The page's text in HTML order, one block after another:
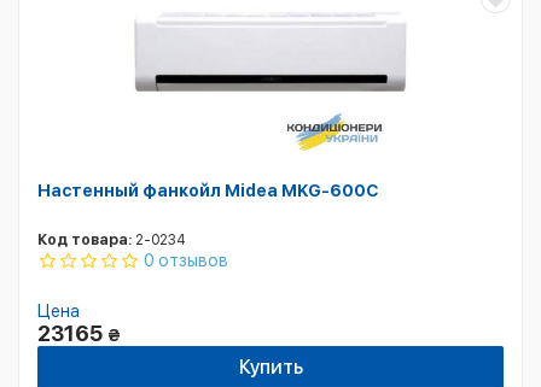
Настенный фанкойл Midea MKG-600С
Код товара: 2-0234
0 отзывов
Цена
23165 ₴
Купить